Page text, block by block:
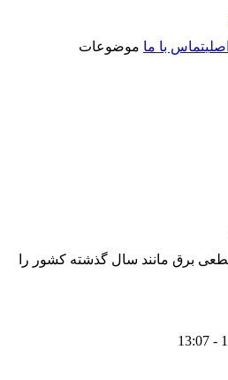
تماس با ما موضوعات
برق مانند سال گذشته کشور را